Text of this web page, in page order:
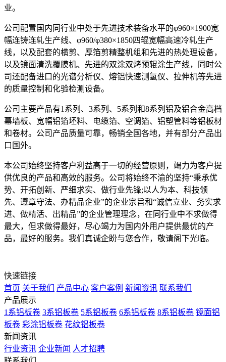
业。
公司配置国内同行业中处于先进技术装备水平的φ960×1900宽
幅连铸连轧生产线、φ960/φ380×1850四辊宽幅高速冷轧生产
线，以及配套的横剪、厚箔剪精整机组和先进的热处理设备，
以及镜面清洗覆膜机、先进的双涂双烤预辊涂生产线，同时公
司还配备进口的光谱分析仪、熔铝快速测氢仪、拉伸机等先进
的质量控制和化验检测设备。
公司主要产品有1系列、3系列、5系列和8系列铝及铝合金高档
幕墙板、宽幅铝箔坯料、电缆箔、空调箔、铝塑管料等铝板材
和卷材。公司产品质量可靠，畅销全国各地，并有部分产品出
口国外。
本公司始终坚持客户利益高于一切的经营原则，竭力为客户提
供优良的产品和高效的服务。公司将始终不渝的坚持“秉承优
势、开拓创新、严细求实、做行业先锋;以人为本、科技领
先、遵章守法、办精品企业”的企业宗旨和“诚信立业、务实求
进、做精活、出精品”的企业管理理念，在同行业中不求做得
最大，但求做得最好，尽心竭力为国内外用户提供最优的产
品，最好的服务。我们真诚企盼与您合作，敬请阁下光临。
快速链接
首页 关于我们 产品中心 客户案例 新闻资讯 联系我们
产品展示
1系铝板卷 3系铝板卷 5系铝板卷 6系铝板卷 8系铝板卷 镜面铝
板卷 彩涂铝板卷 花纹铝板卷
新闻资讯
行业资讯 企业新闻 人才招聘